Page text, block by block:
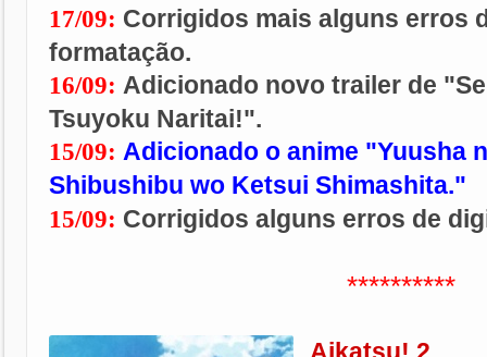
17/09: Corrigidos mais alguns erros
formatação.
16/09: Adicionado novo trailer de
Tsuyoku Naritai!".
15/09: Adicionado o anime "Yuusha
Shibushibu wo Ketsui Shimashita."
15/09: Corrigidos alguns erros de
**********